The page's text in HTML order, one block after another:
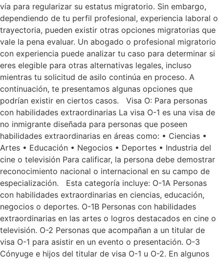
vía para regularizar su estatus migratorio. Sin embargo,
dependiendo de tu perfil profesional, experiencia laboral o
trayectoria, pueden existir otras opciones migratorias que
vale la pena evaluar. Un abogado o profesional migratorio
con experiencia puede analizar tu caso para determinar si
eres elegible para otras alternativas legales, incluso
mientras tu solicitud de asilo continúa en proceso. A
continuación, te presentamos algunas opciones que
podrían existir en ciertos casos. Visa O: Para personas
con habilidades extraordinarias La visa O-1 es una visa de
no inmigrante diseñada para personas que poseen
habilidades extraordinarias en áreas como: • Ciencias •
Artes • Educación • Negocios • Deportes • Industria del
cine o televisión Para calificar, la persona debe demostrar
reconocimiento nacional o internacional en su campo de
especialización. Esta categoría incluye: O-1A Personas
con habilidades extraordinarias en ciencias, educación,
negocios o deportes. O-1B Personas con habilidades
extraordinarias en las artes o logros destacados en cine o
televisión. O-2 Personas que acompañan a un titular de
visa O-1 para asistir en un evento o presentación. O-3
Cónyuge e hijos del titular de visa O-1 u O-2. En algunos